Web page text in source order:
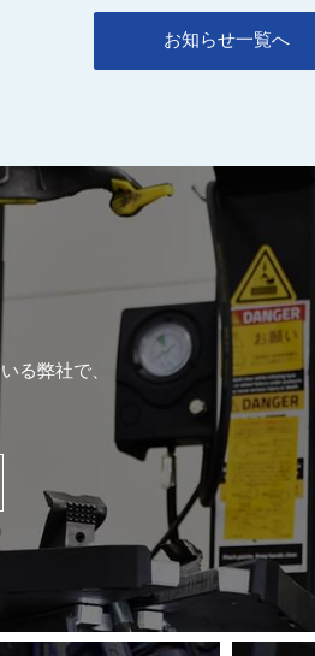
お知らせ一覧へ
る弊社で、